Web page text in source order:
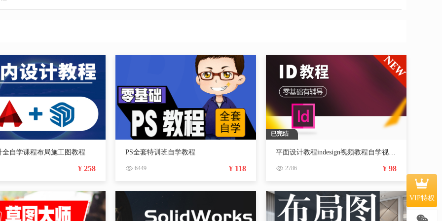
全自学课程布局施工图教程
¥ 258
PS全套特训班自学教程
6449 ¥ 118
已完结
2786 ¥ 98
VIP特权